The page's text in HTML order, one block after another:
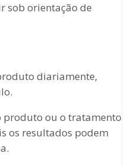
sob orientação de
diariamente,
produto ou o tratamento
os resultados podem